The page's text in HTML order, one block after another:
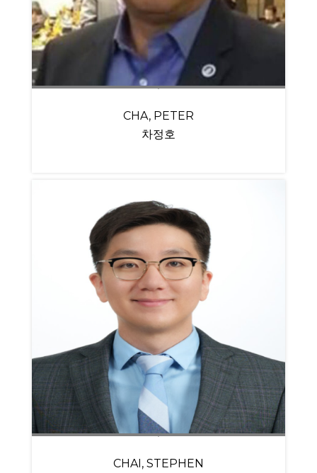
CHA, PETER
차정호
CHAI, STEPHEN